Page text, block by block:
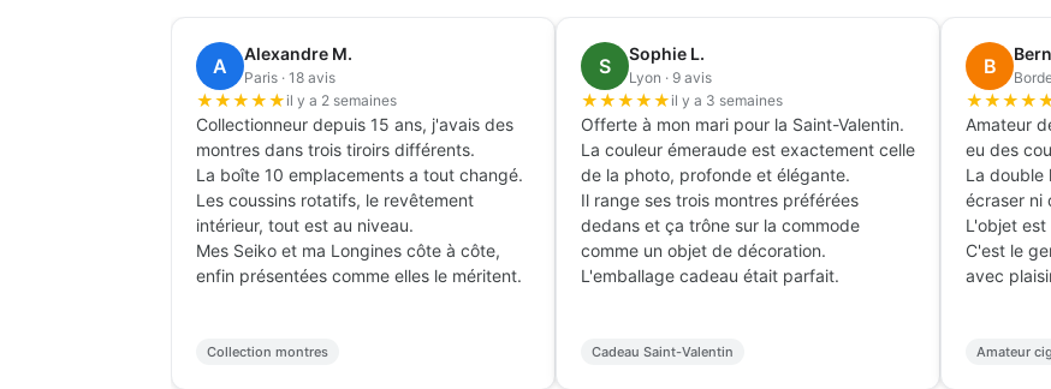
Frédéric B.
Paris · 11 avis
★★il y a 1 mois
Je voyage fréquemment pour le travail.
L'étui cuir noir protège parfaitement les
cigares, aucun ne s'est abîmé en 4
voyages dont deux longs courriers.
Le cuir est solide et s'est joliment patiné
après quelques semaines.
Très satisfait.
Voyage professionnel
Henri D.
Nice · 35 avis
★★il y a 2 mois
Cave livrée avec hygromètre et
humidificateur inclus, c'est ce qui m'a
convaincu.
Montée en humidité en 48h avec deux
éponges d'eau distillée.
Mes Romeo y Julieta dorment à 70%
depuis 3 semaines, impeccable.
Cave à cigares
Philippe M.
Cannes · 7
★★il y a 2
Sur ma terrasse
blanc fait
prestige.
L'encoche pour
il ne glisse pas.
Facile à
Très bel objet, il